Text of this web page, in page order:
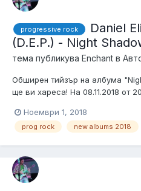
progressive rock
Daniel
(D.E.P.) - Night
тема публикува Enchant в
Обширен тийзър на албума
ще ви хареса! На 08.11.2018 от
Ноември 1, 2018
prog rock new albums 2018